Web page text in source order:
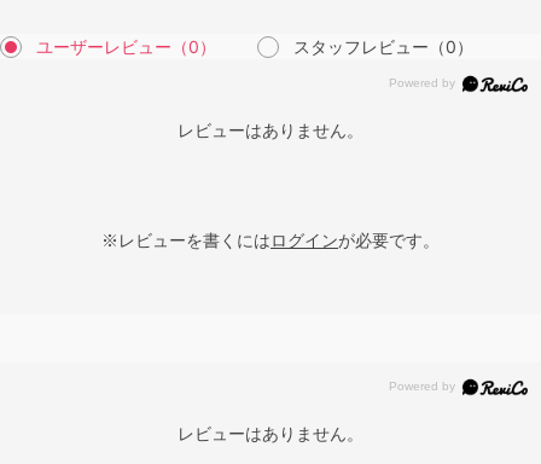
ユーザーレビュー （0） スタッフレビュー （0）
レビューはありません。
※レビューを書くにはログインが必要です。
レビューはありません。